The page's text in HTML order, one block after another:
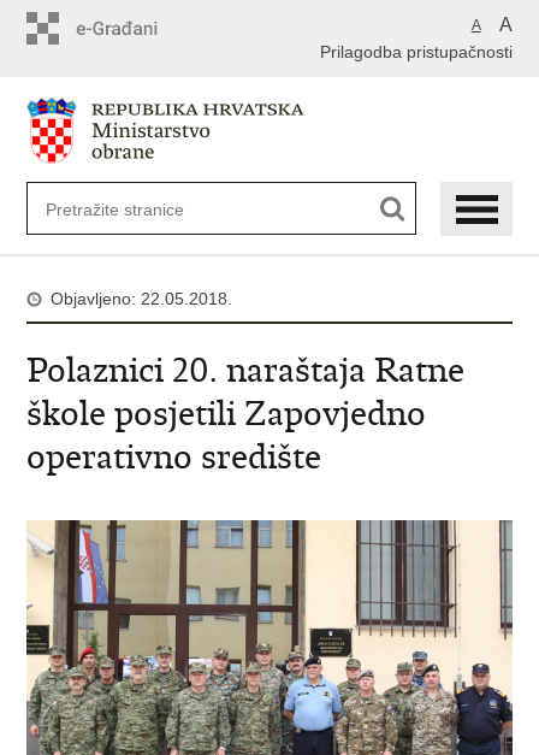
A A
Prilagodba pristupačnosti
Objavljeno: 22.05.2018.
Polaznici 20. naraštaja Ratne
škole posjetili Zapovjedno
operativno središte